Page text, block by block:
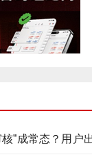
”成常态？用户